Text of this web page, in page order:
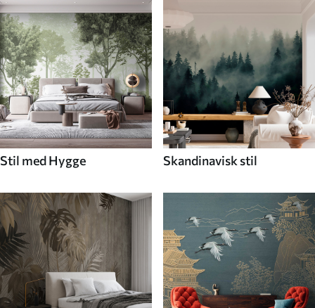
Stil med Hygge Skandinavisk stil